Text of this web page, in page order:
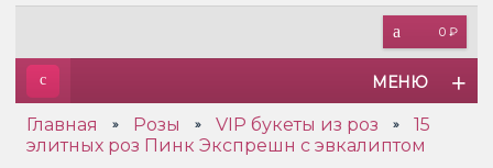
0 ₽
МЕНЮ
Главная » Розы » VIP букеты из роз »
15
элитных роз Пинк Экспрешн с эвкалиптом